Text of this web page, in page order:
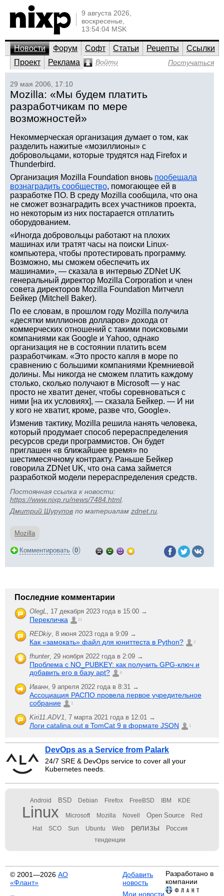
9 августа 2026,
воскресенье,
13:54:04 MSK
Новости Форум Софт Статьи Рецепты
Ссылки
Проект
Реклама Войти Постучаться
29 мая 2006, 17:10
Mozilla: «Мы будем платить
разработчикам по мере
возможностей»
Некоммерческая организация думает о том, как
разделить нажитые «мозиллионы» с
добровольцами, которые трудятся над Firefox и
Thunderbird.
Организация Mozilla Foundation вновь пообещала
вознаградить сообщество, помогающее ей в
разработке ПО. В среду Mozilla сообщила, что она
не сможет вознаградить всех участников проекта,
но некоторым из них постарается отплатить
оборудованием.
«Иногда добровольцы работают на плохих
машинах или тратят часы на поиски Linux-
компьютера, чтобы протестировать программу.
Возможно, мы сможем обеспечить их
машинами», — сказала в интервью ZDNet UK
генеральный директор Mozilla Corporation и член
совета директоров Mozilla Foundation Митчелл
Бейкер (Mitchell Baker).
По ее словам, в прошлом году Mozilla получила
«десятки миллионов долларов» дохода от
коммерческих отношений с такими поисковыми
компаниями как Google и Yahoo, однако
организация не в состоянии платить всем
разработчикам. «Это просто капля в море по
сравнению с большими компаниями Кремниевой
долины. Мы никогда не сможем платить каждому
столько, сколько получают в Microsoft — у нас
просто не хватит денег, чтобы соревноваться с
ними [на их условиях], — сказала Бейкер. — И ни
у кого не хватит, кроме, разве что, Google».
Изменив тактику, Mozilla решила нанять человека,
который продумает способ перераспределения
ресурсов среди программистов. Он будет
приглашен «в ближайшее время» по
шестимесячному контракту. Раньше Бейкер
говорила ZDNet UK, что она сама займется
разработкой модели перераспределения средств.
Постоянная ссылка к новости:
https://www.nixp.ru/news/7484.html.
Дмитрий Шурупов по материалам zdnet.ru
Mozilla
Комментировать (0)
Последние комментарии
OlegL, 17 декабря 2023 года в 15:00 →
Перекличка 21
REDkiy, 8 июня 2023 года в 9:09 →
Как «замокать» файл для юниттеста в Python? 2
fhunter, 29 ноября 2022 года в 2:09 →
Проблема с NO_PUBKEY: как получить GPG-ключ и
добавить его в базу apt?
6
Иванн, 9 апреля 2022 года в 8:31 →
Ассоциация РАСПО провела первое учредительное
собрание
1
Kiri11.ADV1, 7 марта 2021 года в 12:01 →
Логи catalina.out в TomCat 9 в формате JSON 1
DevOps as a Service from Palark
24/7 SRE & DevOps service to cover all your
Kubernetes needs.
Android BSD Debian Firefox FreeBSD IBM KDE
Linux Microsoft Mozilla Novell Open Source Red
Hat SCO Sun Ubuntu Web релизы Россия
тенденции
© 2001—2026 АО
«Флант»
Добавить
новость
Мои новости
Разработано в
компании